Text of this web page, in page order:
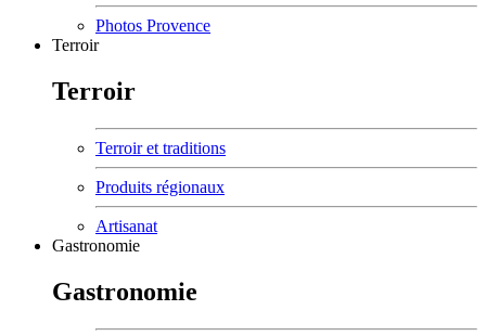
Photos Provence
Terroir
Terroir
Terroir et traditions
Produits régionaux
Artisanat
Gastronomie
Gastronomie